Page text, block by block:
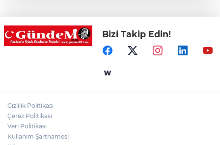
Zonguldak'ta Rüzgarlımeşe İlkokulu'nun
yıkımı gerçekleştirildi!
Bizi Takip Edin!
Gizlilik Politikası
Çerez Politikası
Veri Politikası
Kullanım Şartnamesi